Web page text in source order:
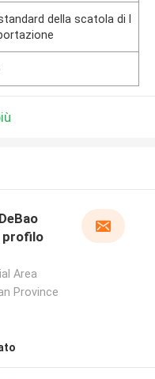
della scatola di l
profilo
Area
Province